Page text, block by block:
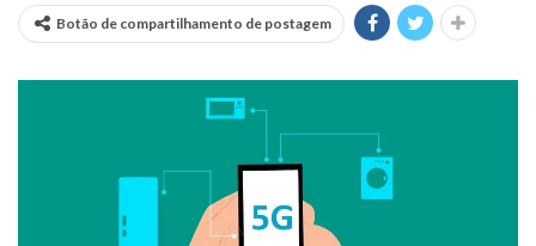
Botão de compartilhamento de postagem